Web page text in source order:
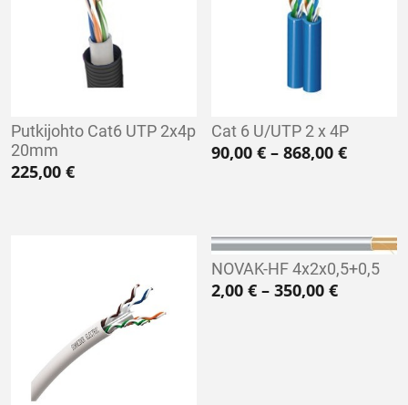
Putkijohto Cat6 UTP 2x4p
20mm
225,00 €
Cat 6 U/UTP 2 x 4P
90,00€ – 868,00€
NOVAK-HF 4x2x0,5+0,5
2,00€ – 350,00€